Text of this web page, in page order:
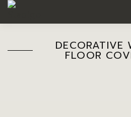
DECORATIVE
FLOOR